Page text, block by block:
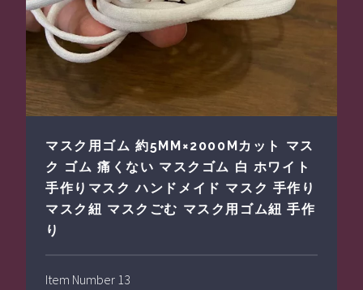
マスク用ゴム 約5MM×2000Mカット マス
ク ゴム 痛くない マスクゴム 白 ホワイト
手作りマスク ハンドメイド マスク 手作り
マスク紐 マスクごむ マスク用ゴム紐 手作
り
Item Number 13